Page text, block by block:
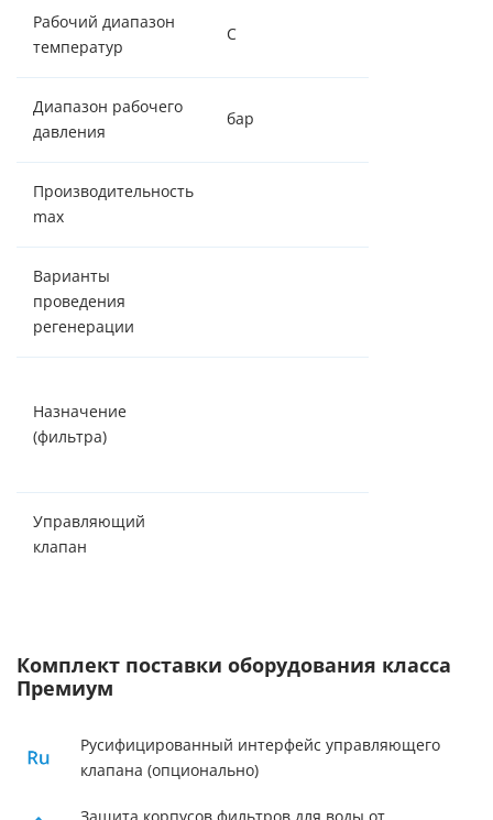
Рабочий диапазон
температур
С
Диапазон рабочего
давления
бар
Производительность
max
Варианты
проведения
регенерации
Назначение
(фильтра)
Управляющий
клапан
Комплект поставки оборудования класса
Премиум
Русифицированный интерфейс управляющего
клапана (опционально)
Защита корпусов фильтров для воды от